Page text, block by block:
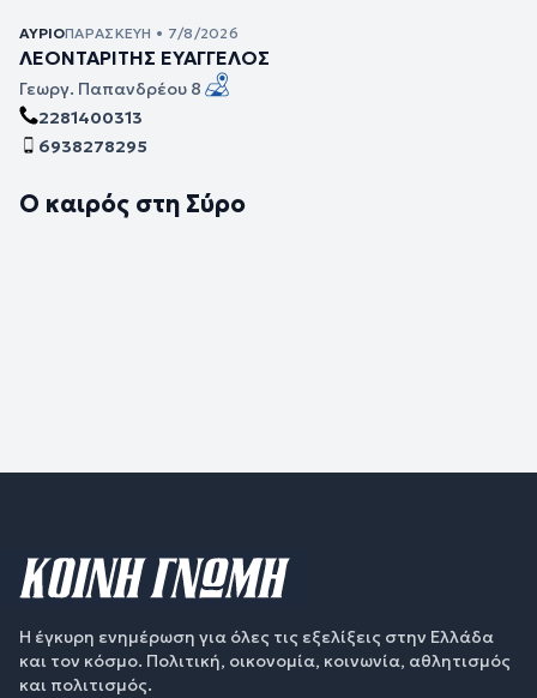
ΑΎΡΙΟΠΑΡΑΣΚΕΥΉ • 7/8/2026
ΛΕΟΝΤΑΡΙΤΗΣ ΕΥΑΓΓΕΛΟΣ
Γεωργ. Παπανδρέου 8
2281400313
6938278295
Ο καιρός στη Σύρο
Η έγκυρη ενημέρωση για όλες τις εξελίξεις στην Ελλάδα
και τον κόσμο. Πολιτική, οικονομία, κοινωνία, αθλητισμός
και πολιτισμός.